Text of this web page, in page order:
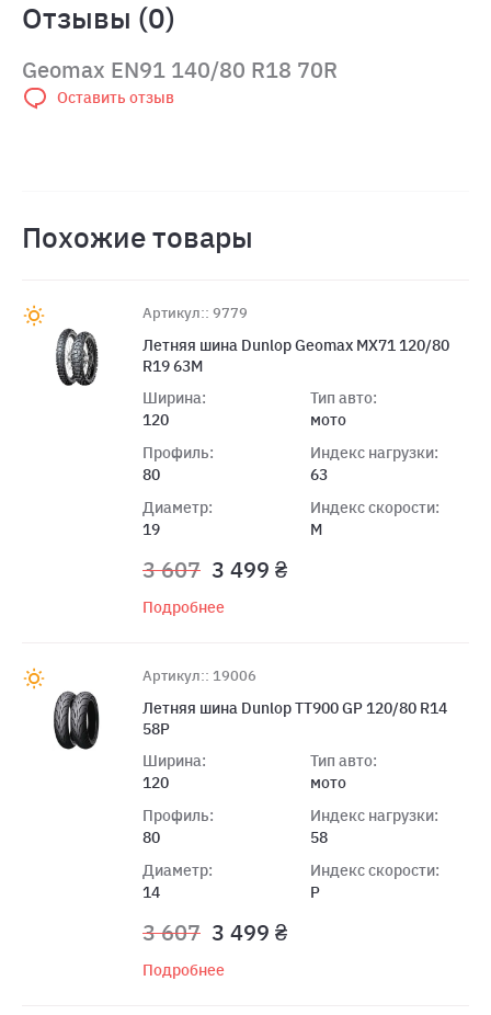
Отзывы (0)
Geomax EN91 140/80 R18 70R
Оставить отзыв
Похожие товары
Артикул:: 9779
Летняя шина Dunlop Geomax MX71 120/80
R19 63M
Ширина:
120
Профиль:
80
Диаметр:
19
Тип авто:
мото
Индекс нагрузки:
63
Индекс скорости:
M
3 607 3 499 ₴
Подробнее
Артикул:: 19006
Летняя шина Dunlop TT900 GP 120/80 R14
58P
Ширина:
120
Профиль:
80
Диаметр:
14
Тип авто:
мото
Индекс нагрузки:
58
Индекс скорости:
P
3 607 3 499 ₴
Подробнее